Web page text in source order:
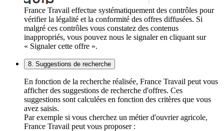
France Travail effectue systématiquement des contrôles pour
vérifier la légalité et la conformité des offres diffusées. Si
malgré ces contrôles vous constatez des contenus
inappropriés, vous pouvez nous le signaler en cliquant sur
« Signaler cette offre ».
8. Suggestions de recherche
En fonction de la recherche réalisée, France Travail peut vous
afficher des suggestions de recherche d'offres. Ces
suggestions sont calculées en fonction des critères que vous
avez saisis.
Par exemple si vous cherchez un métier d'ouvrier agricole,
France Travail peut vous proposer :